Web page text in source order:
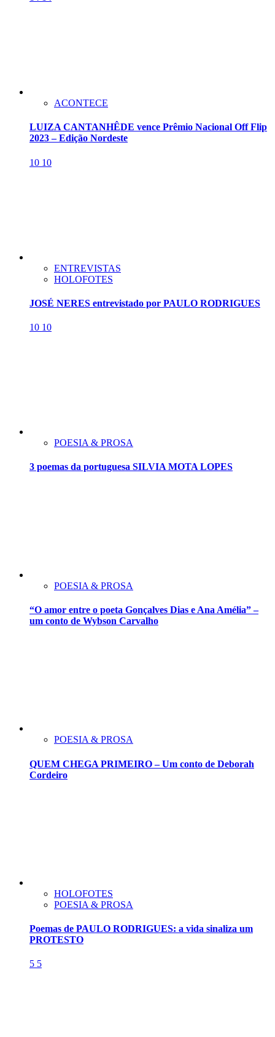
ACONTECE
LUIZA CANTANHÊDE vence Prêmio Nacional Off Flip
2023 – Edição Nordeste
10 10
ENTREVISTAS
HOLOFOTES
JOSÉ NERES entrevistado por PAULO RODRIGUES
10 10
POESIA & PROSA
3 poemas da portuguesa SILVIA MOTA LOPES
POESIA & PROSA
“O amor entre o poeta Gonçalves Dias e Ana Amélia” –
um conto de Wybson Carvalho
POESIA & PROSA
QUEM CHEGA PRIMEIRO – Um conto de Deborah
Cordeiro
HOLOFOTES
POESIA & PROSA
Poemas de PAULO RODRIGUES: a vida sinaliza um
PROTESTO
5 5